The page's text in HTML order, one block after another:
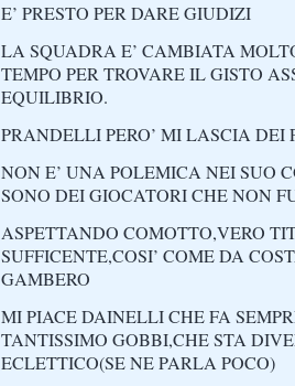
E’ PRESTO PER DARE GIUDIZI
LA SQUADRA E’ CAMBIATA
TEMPO PER TROVARE IL GISTO
EQUILIBRIO.
PRANDELLI PERO’ MI LASCIA DEI
NON E’ UNA POLEMICA NEI SUO
SONO DEI GIOCATORI CHE NON
ASPETTANDO COMOTTO,VERO
SUFFICENTE,COSI’ COME DA
GAMBERO
MI PIACE DAINELLI CHE FA
TANTISSIMO GOBBI,CHE STA
ECLETTICO(SE NE PARLA POCO)